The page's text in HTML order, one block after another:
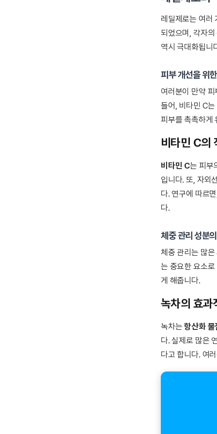
레딜제로는 여러
되었으며, 각자
역시 극대화됩니
피부 개선을 위
여러분이 만약
들어, 비타민 C
피부를 촉촉하게
비타민 C의
비타민 C는 피부
입니다. 또, 자외
다. 연구에 따르
다.
체중 관리 성분
체중 관리는 많
는 중요한 요소
게 해줍니다.
녹차의 효과
녹차는항산화 물
다. 실제로 많은
다고 합니다. 여